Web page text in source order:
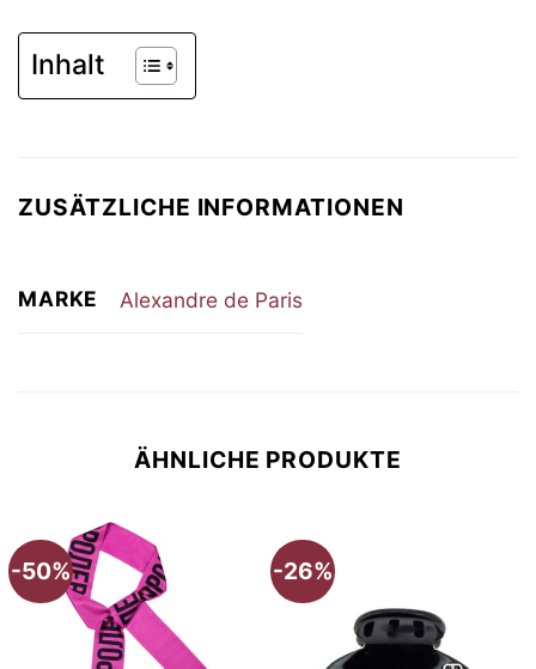
Inhalt
ZUSÄTZLICHE INFORMATIONEN
MARKE Alexandre de Paris
ÄHNLICHE PRODUKTE
-50% -26%